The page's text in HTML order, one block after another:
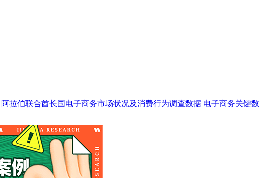
阿拉伯联合酋长国电子商务市场状况及消费行为调查数据 电子商务关键数